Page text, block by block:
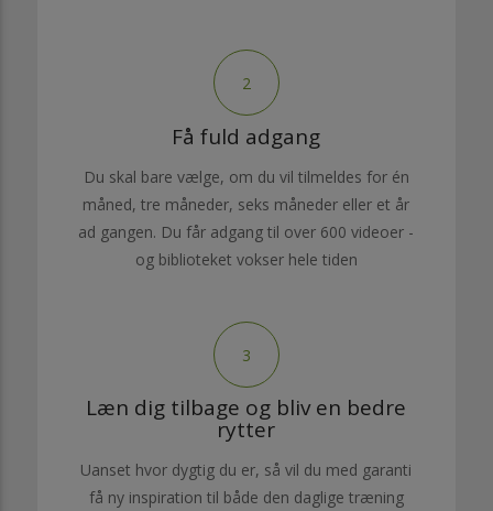
2
Få fuld adgang
Du skal bare vælge, om du vil tilmeldes for én
måned, tre måneder, seks måneder eller et år
ad gangen. Du får adgang til over 600 videoer -
og biblioteket vokser hele tiden
3
Læn dig tilbage og bliv en bedre
rytter
Uanset hvor dygtig du er, så vil du med garanti
få ny inspiration til både den daglige træning